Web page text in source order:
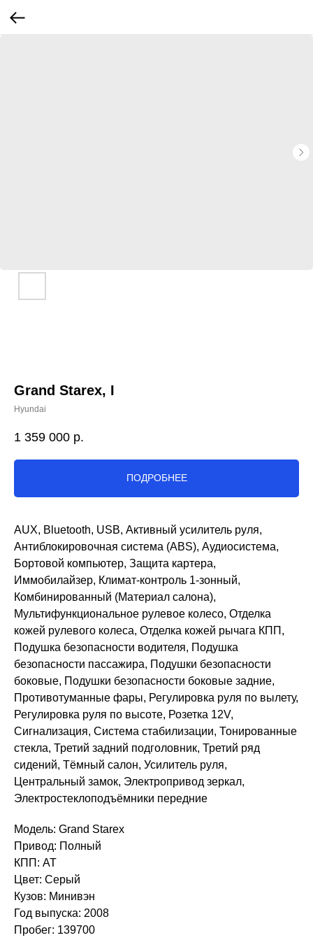
Grand Starex, I
Hyundai
1 359 000 р.
ПОДРОБНЕЕ
AUX, Bluetooth, USB, Активный усилитель руля,
Антиблокировочная система (ABS), Аудиосистема,
Бортовой компьютер, Защита картера,
Иммобилайзер, Климат-контроль 1-зонный,
Комбинированный (Материал салона),
Мультифункциональное рулевое колесо, Отделка
кожей рулевого колеса, Отделка кожей рычага КПП,
Подушка безопасности водителя, Подушка
безопасности пассажира, Подушки безопасности
боковые, Подушки безопасности боковые задние,
Противотуманные фары, Регулировка руля по вылету,
Регулировка руля по высоте, Розетка 12V,
Сигнализация, Система стабилизации, Тонированные
стекла, Третий задний подголовник, Третий ряд
сидений, Тёмный салон, Усилитель руля,
Центральный замок, Электропривод зеркал,
Электростеклоподъёмники передние
Модель: Grand Starex
Привод: Полный
КПП: AT
Цвет: Серый
Кузов: Минивэн
Год выпуска: 2008
Пробег: 139700